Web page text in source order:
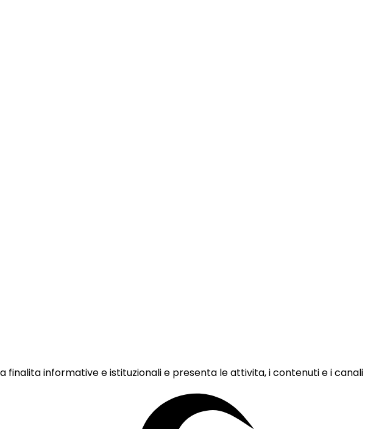
finalita informative e istituzionali e presenta le attivita, i contenuti e i canali